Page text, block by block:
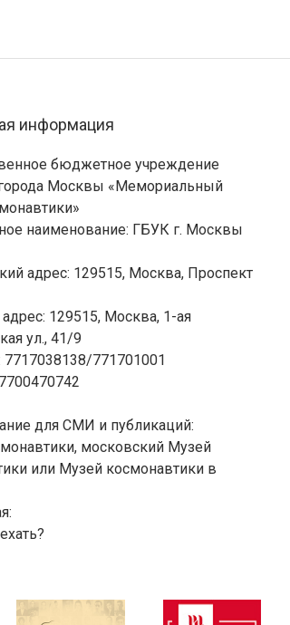
информация
бюджетное учреждение
Москвы «Мемориальный
наименование: ГБУК г. Москвы
адрес: 129515, Москва, Проспект
129515, Москва, 1-ая
ул., 41/9
771701001
для СМИ и публикаций:
московский Музей
или Музей космонавтики в